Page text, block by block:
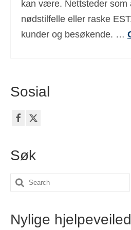
kan være. Nettsteder som
nødstilfelle eller raske
kunder og besøkende. …
Sosial
Søk
Search
Nylige